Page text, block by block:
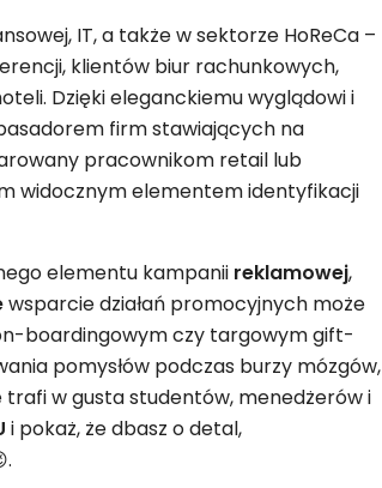
IT, a także w sektorze HoReCa –
klientów biur rachunkowych,
Dzięki eleganckiemu wyglądowi i
firm stawiających na
pracownikom retail lub
widocznym elementem identyfikacji
elementu kampanii reklamowej,
wsparcie działań promocyjnych może
boardingowym czy targowym gift-
pomysłów podczas burzy mózgów,
w gusta studentów, menedżerów i
i pokaż, że dbasz o detal,